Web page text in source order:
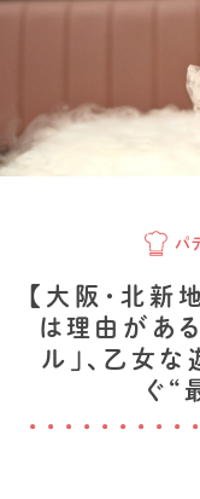
パ
【大阪・北新
は理由があ
ル」、乙女
ぐ“